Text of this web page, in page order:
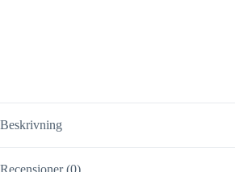
Beskrivning